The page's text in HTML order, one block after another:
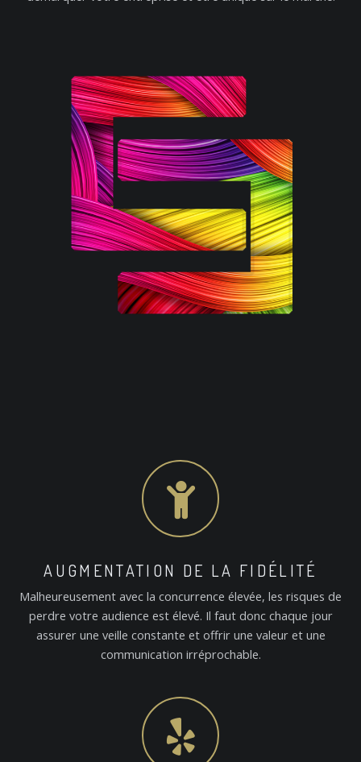
AUGMENTATION DE LA FIDÉLITÉ
Malheureusement avec la concurrence élevée, les risques de
perdre votre audience est élevé. Il faut donc chaque jour
assurer une veille constante et offrir une valeur et une
communication irréprochable.